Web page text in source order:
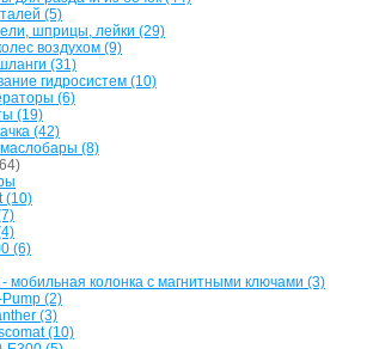
(5)
шприцы, лейки (29)
воздухом (9)
(31)
гидросистем (10)
(6)
(19)
(42)
(8)
(10)
(6)
мобильная колонка с магнитными ключами (3)
(2)
(3)
(10)